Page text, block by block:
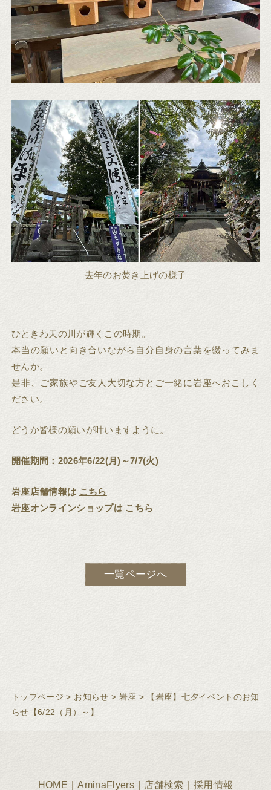
去年のお焚き上げの様子
ひときわ天の川が輝くこの時期。
本当の願いと向き合いながら自分自身の言葉を綴ってみま
せんか。
是非、ご家族やご友人大切な方とご一緒に岩座へおこしく
ださい。
どうか皆様の願いが叶いますように。
開催期間：2026年6/22(月)～7/7(火)
岩座店舗情報は こちら
岩座オンラインショップは こちら
一覧ページへ
トップページ > お知らせ > 岩座 >
【岩座】七夕イベントのお知
らせ【6/22（月）～】
HOME AminaFlyers 店舗検索 採用情報